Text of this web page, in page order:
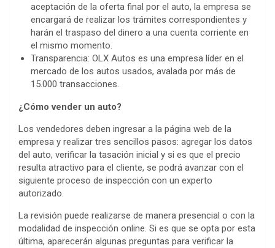
aceptación de la oferta final por el auto, la empresa se
encargará de realizar los trámites correspondientes y
harán el traspaso del dinero a una cuenta corriente en
el mismo momento.
Transparencia: OLX Autos es una empresa líder en el
mercado de los autos usados, avalada por más de
15.000 transacciones.
¿Cómo vender un auto?
Los vendedores deben ingresar a la página web de la
empresa y realizar tres sencillos pasos: agregar los datos
del auto, verificar la tasación inicial y si es que el precio
resulta atractivo para el cliente, se podrá avanzar con el
siguiente proceso de inspección con un experto
autorizado.
La revisión puede realizarse de manera presencial o con la
modalidad de inspección online. Si es que se opta por esta
última, aparecerán algunas preguntas para verificar la